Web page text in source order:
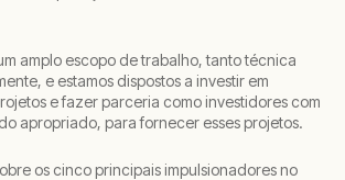
amplo escopo de trabalho, tanto técnica
e estamos dispostos a investir em
e fazer parceria como investidores com
apropriado, para fornecer esses projetos.
os cinco principais impulsionadores no